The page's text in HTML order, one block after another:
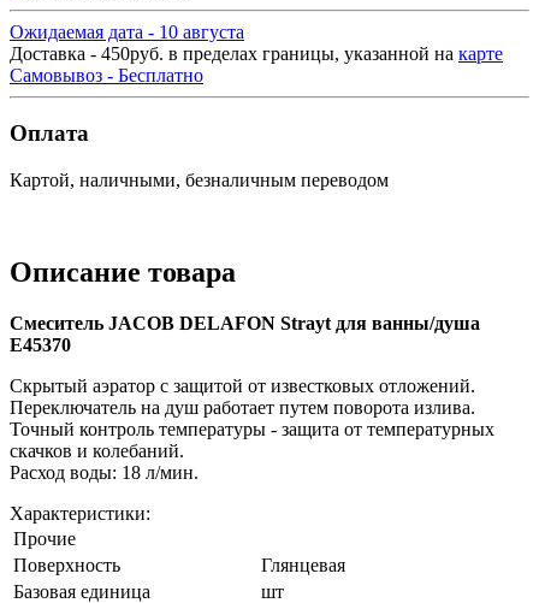
Ожидаемая дата - 10 августа
Доставка - 450руб. в пределах границы, указанной на карте
Самовывоз - Бесплатно
Оплата
Картой, наличными, безналичным переводом
Описание товара
Смеситель JACOB DELAFON Strayt для ванны/душа
E45370
Скрытый аэратор с защитой от известковых отложений.
Переключатель на душ работает путем поворота излива.
Точный контроль температуры - защита от температурных
скачков и колебаний.
Расход воды: 18 л/мин.
Характеристики:
Прочие
Поверхность
Глянцевая
Базовая единица
шт